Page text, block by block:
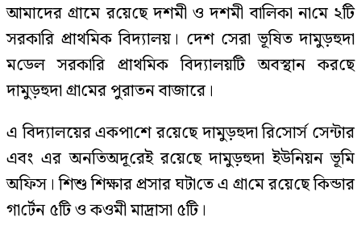
আমাদের গ্রামে র‌য়ে‌ছে দশমী ও দশমী বা‌লিকা না‌মে ২‌টি
সরকা‌রি প্রাথ‌মিক বিদ‌্যালয়। দেশ সেরা ভূ‌ষিত দামুড়হুদা
ম‌ডেল সরকা‌রি প্রাথ‌মিক বিদ‌্যালয়‌টি অবস্থান কর‌ছে
দামুড়হুদা গ্রা‌মের পুরাতন বাজারে।
এ বিদ‌্যালয়ের একপা‌শে র‌য়ে‌ছে দামুড়হুদা রি‌সোর্স সেন্টার
এবং এর অন‌তিঅদূ‌রেই র‌য়ে‌ছে দামুড়হুদা ইউনিয়ন ভূ‌মি
অ‌ফিস। শিশু শিক্ষার প্রসার ঘটা‌তে এ গ্রা‌মে র‌য়ে‌ছে কিন্ডার
গা‌র্টেন ৫‌টি ও কওমী মাদ্রাসা ৫টি।